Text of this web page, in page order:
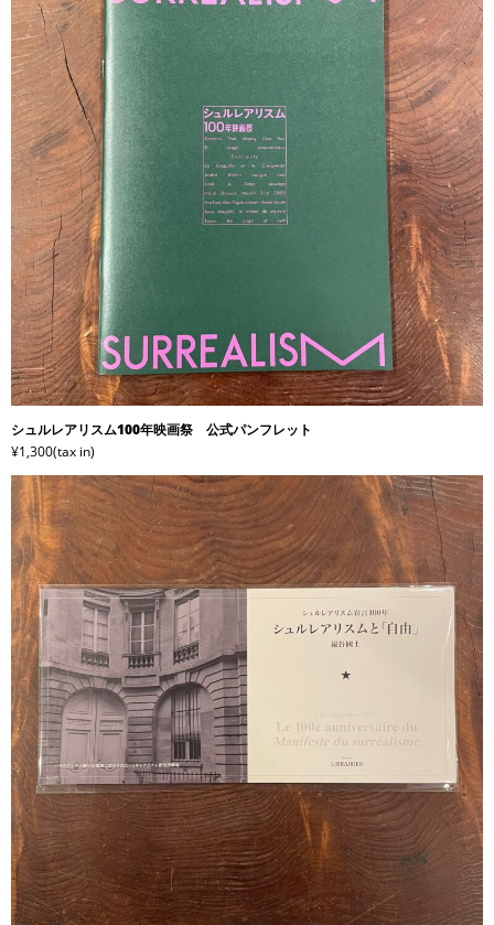
シュルレアリスム100年映画祭 公式パンフレット
¥1,300(tax in)